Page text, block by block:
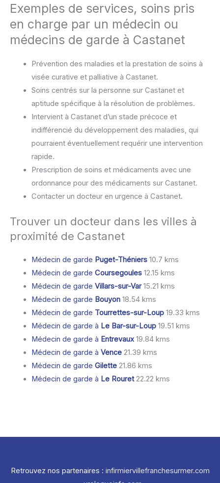
Exemples de services, soins pris
en charge par un médecin ou
médecins de garde à Castanet
Prévention des maladies et la prestation de soins à
visée curative et palliative à Castanet.
Soins centrés sur la personne sur Castanet et
aptitude spécifique à la résolution de problèmes.
Intervient à Castanet d’un stade précoce et
indifférencié du développement des maladies, qui
pourraient éventuellement requérir une intervention
rapide.
Prescription de soins et médicaments avec une
ordonnance pour des médicaments sur Castanet.
Contacter un docteur en urgence à Castanet.
Trouver un docteur dans les villes à
proximité de Castanet
Médecin de garde Puget-Théniers10.7 kms
Médecin de garde Coursegoules12.15 kms
Médecin de garde Villars-sur-Var15.21 kms
Médecin de garde Bouyon18.54 kms
Médecin de garde Tourrettes-sur-Loup19.33 kms
Médecin de garde à Le Bar-sur-Loup19.51 kms
Médecin de garde à Entrevaux19.84 kms
Médecin de garde à Vence21.39 kms
Médecin de garde Gilette21.86 kms
Médecin de garde à Le Rouret22.22 kms
Retrouvez nos partenaires : infirmiervillefranchesurmer.com